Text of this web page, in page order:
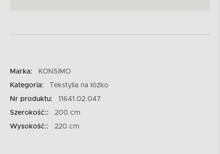
Marka:
KONSIMO
Kategoria:
Tekstylia na łóżko
Nr produktu:
11641.02.047
Szerokość::
200 cm
Wysokość::
220 cm